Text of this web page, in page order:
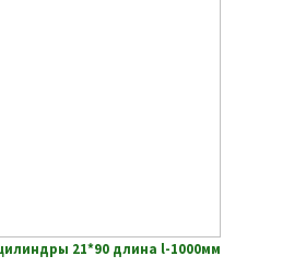
21*90 длина l-1000мм